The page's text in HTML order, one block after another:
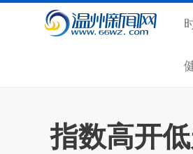
指数高开